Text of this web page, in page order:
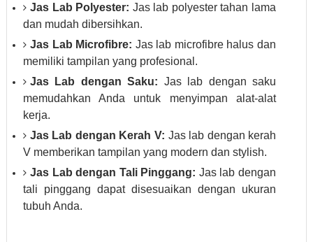
Jas Lab Polyester: Jas lab polyester tahan lama
dan mudah dibersihkan.
Jas Lab Microfibre: Jas lab microfibre halus dan
memiliki tampilan yang profesional.
Jas Lab dengan Saku: Jas lab dengan saku
memudahkan Anda untuk menyimpan alat-alat
kerja.
Jas Lab dengan Kerah V: Jas lab dengan kerah
V memberikan tampilan yang modern dan stylish.
Jas Lab dengan Tali Pinggang: Jas lab dengan
tali pinggang dapat disesuaikan dengan ukuran
tubuh Anda.